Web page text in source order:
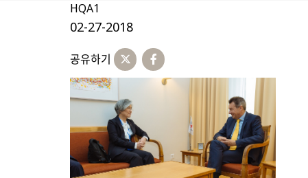
HQA1
02-27-2018
공유하기